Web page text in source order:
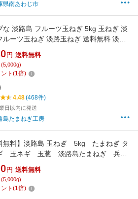
県南あわじ市
な 淡路島 フルーツ玉ねぎ 5kg 玉ねぎ 淡
ルーツ玉ねぎ 淡路玉ねぎ 送料無料 淡路
ぎ たまねぎ 玉葱 人気 ランキング 大容量
買い original 20260801
円 送料無料
ト (1倍)
4.48(468件)
日以内に発送
島たまねぎ工房
無料】淡路島 玉ねぎ 5kg たまねぎ タ
玉ネギ 玉葱 淡路島たまねぎ 兵庫
路島産 淡路島たまねぎ 淡路島玉ね
島タマネギ 産地直送 農家直送 5
円 送料無料
ト (1倍)